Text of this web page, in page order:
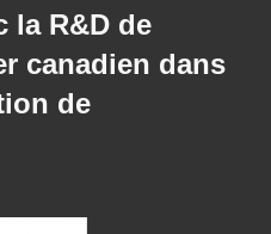
la R&D de
canadien dans
de